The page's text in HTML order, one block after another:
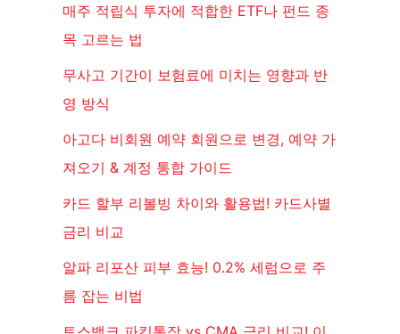
매주 적립식 투자에 적합한 ETF나 펀드 종
목 고르는 법
무사고 기간이 보험료에 미치는 영향과 반
영 방식
아고다 비회원 예약 회원으로 변경, 예약 가
져오기 & 계정 통합 가이드
카드 할부 리볼빙 차이와 활용법! 카드사별
금리 비교
알파 리포산 피부 효능! 0.2% 세럼으로 주
름 잡는 비법